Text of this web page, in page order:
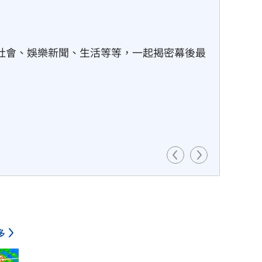
高壓接手導引，開始往正西方向移動，預
度會明顯放慢，週六將是關鍵轉折點。